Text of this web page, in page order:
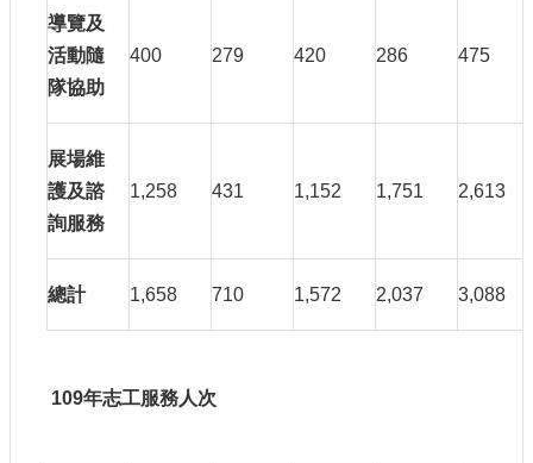
導覽及
活動隨
隊協助
400 279 420 286 475
展場維
護及諮
詢服務
1,258 431 1,152 1,751 2,613
總計 1,658 710 1,572 2,037 3,088
109年志工服務人次